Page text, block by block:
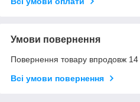
Умови повернення
Повернення товару впродовж 14
Всі умови повернення